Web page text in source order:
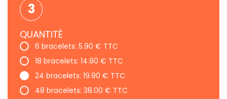
3
QUANTITÉ
6 bracelets: 5.90 € TTC
18 bracelets: 14.90 € TTC
24 bracelets: 19.90 € TTC
48 bracelets: 38.00 € TTC